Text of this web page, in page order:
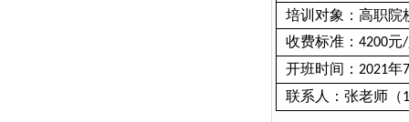
培训对象：高职院
收费标准： 4200元/
开班时间： 2021年7
联系人：张老师（